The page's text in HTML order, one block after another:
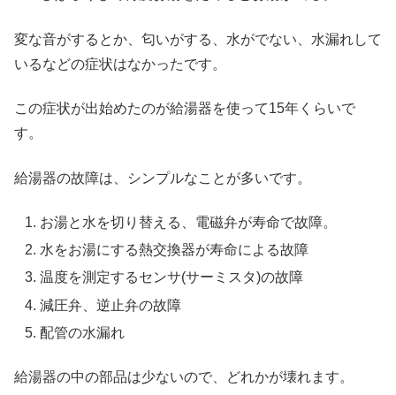
変な音がするとか、匂いがする、水がでない、水漏れして
いるなどの症状はなかったです。
この症状が出始めたのが給湯器を使って15年くらいで
す。
給湯器の故障は、シンプルなことが多いです。
お湯と水を切り替える、電磁弁が寿命で故障。
水をお湯にする熱交換器が寿命による故障
温度を測定するセンサ(サーミスタ)の故障
減圧弁、逆止弁の故障
配管の水漏れ
給湯器の中の部品は少ないので、どれかが壊れます。